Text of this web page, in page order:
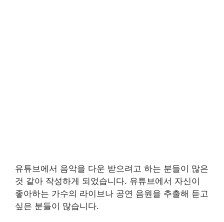
유튜브에서 음악을 다운 받으려고 하는 분들이 많은
것 같아 작성하게 되었습니다. 유튜브에서 자신이
좋아하는 가수의 라이브나 공연 음원을 추출해 듣고
싶은 분들이 많습니다.